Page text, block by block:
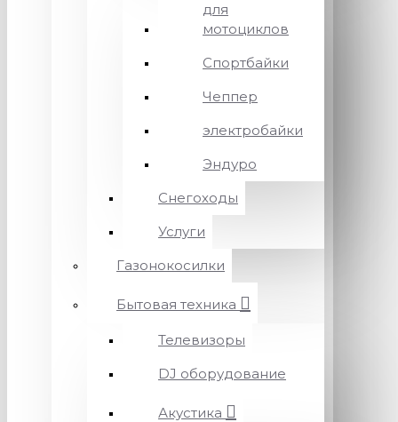
для
мотоциклов
Спортбайки
Чеппер
электробайки
Эндуро
Снегоходы
Услуги
Газонокосилки
Бытовая техника
Телевизоры
DJ оборудование
Акустика